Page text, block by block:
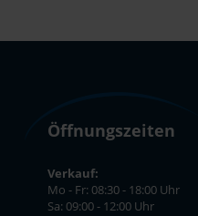
Öffnungszeiten
Verkauf:
Mo - Fr: 08:30 - 18:00 Uhr
Sa: 09:00 - 12:00 Uhr